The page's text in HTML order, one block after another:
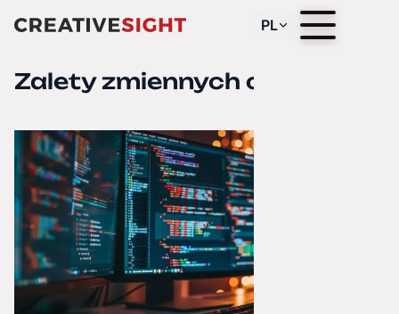
PL
Zalety zmiennych css